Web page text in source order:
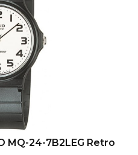
MQ-24-7B2LEG Retro